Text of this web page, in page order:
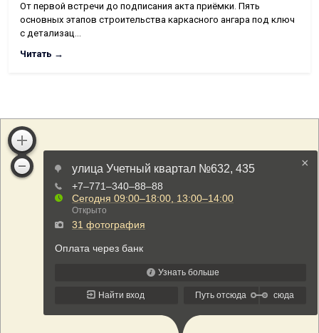
От первой встречи до подписания акта приёмки. Пять
основных этапов строительства каркасного ангара под ключ
с детализац…
Читать →